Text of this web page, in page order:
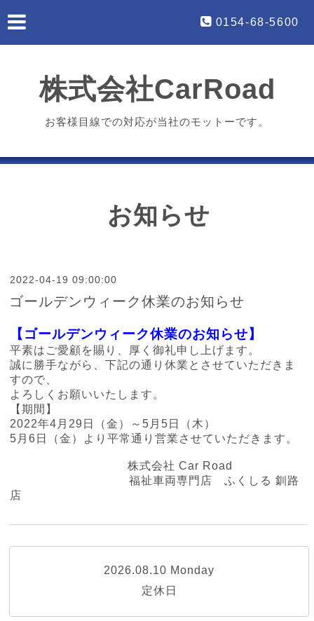
0154-68-5600
株式会社CarRoad
お客様目線での対応が当社のモットーです。
お知らせ
2022-04-19 09:00:00
ゴールデンウィーク休業のお知らせ
【ゴールデンウィーク休業のお知らせ】
平素はご愛顧を賜り、厚く御礼申し上げます。
誠に勝手ながら、下記の通り休業とさせていただきま
すので、
よろしくお願いいたします。
【期間】
2022年4月29日（金）～5月5日（木）
5月6日（金）より平常通り営業させていただきます。
株式会社 Car Road
福祉車両専門店 ふくしる 釧路
店
2026.08.10 Monday
定休日